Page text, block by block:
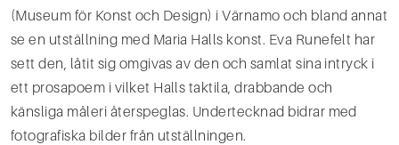
(Museum för Konst och Design) i Värnamo och bland annat
se en utställning med Maria Halls konst. Eva Runefelt har
sett den, låtit sig omgivas av den och samlat sina intryck i
ett prosapoem i vilket Halls taktila, drabbande och
känsliga måleri återspeg­las. Undertecknad bidrar med
fotografiska bilder från utställningen.